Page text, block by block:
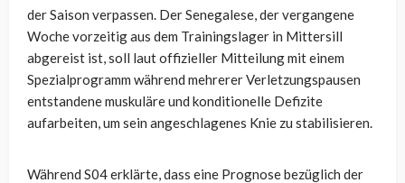
der Saison verpassen. Der Senegalese, der vergangene
Woche vorzeitig aus dem Trainingslager in Mittersill
abgereist ist, soll laut offizieller Mitteilung mit einem
Spezialprogramm während mehrerer Verletzungspausen
entstandene muskuläre und konditionelle Defizite
aufarbeiten, um sein angeschlagenes Knie zu stabilisieren.
Während S04 erklärte, dass eine Prognose bezüglich der